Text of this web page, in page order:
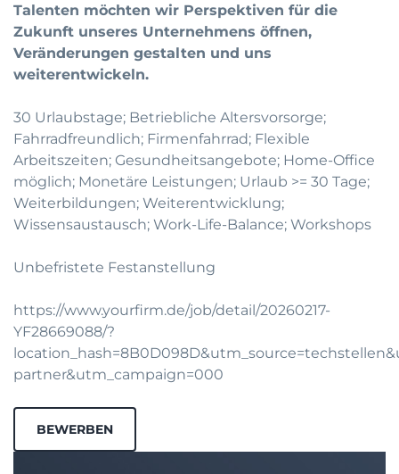
Talenten möchten wir Perspektiven für die
Zukunft unseres Unternehmens öffnen,
Veränderungen gestalten und uns
weiterentwickeln.
30 Urlaubstage; Betriebliche Altersvorsorge;
Fahrradfreundlich; Firmenfahrrad; Flexible
Arbeitszeiten; Gesundheitsangebote; Home-Office
möglich; Monetäre Leistungen; Urlaub >= 30 Tage;
Weiterbildungen; Weiterentwicklung;
Wissensaustausch; Work-Life-Balance; Workshops
Unbefristete Festanstellung
https://www.yourfirm.de/job/detail/20260217-
YF28669088/?
partner&utm_campaign=000
BEWERBEN